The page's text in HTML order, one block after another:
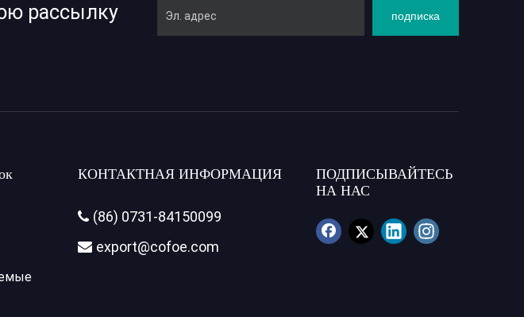
рассылку подписка
КОНТАКТНАЯ ИНФОРМАЦИЯ
 (86) 0731-84150099
 export@cofoe.com
ПОДПИСЫВАЙТЕСЬ
НА НАС